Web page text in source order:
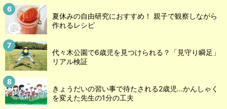
夏休みの自由研究におすすめ！ 親子で観察しながら
作れるレシピ
代々木公園で6歳児を見つけられる？「見守り瞬足」
リアル検証
きょうだいの習い事で待たされる2歳児...かんしゃく
を変えた先生の1分の工夫